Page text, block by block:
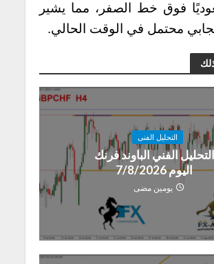
فوق خط الصفر، مما يشير
محتمل في الوقت الحالي.
التحليل الفنى
التحليل الفني الباوند فرنك
اليوم 7/8/2026
يومين مضى